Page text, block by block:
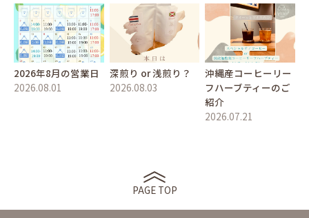
2026年8月の営業日
2026.08.01
深煎り or 浅煎り？
2026.08.03
沖縄産コーヒーリー
フハーブティーのご
紹介
2026.07.21
PAGE TOP